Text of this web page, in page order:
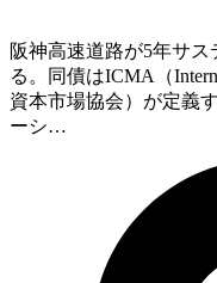
阪神高速道路が5年サ
る。同債はICMA（
資本市場協会）が定義
ーシ…